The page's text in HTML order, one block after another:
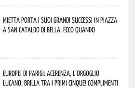
Mietta porta i suoi grandi successi in piazza
a San Cataldo di Bella. Ecco quando
Europei di Parigi: Acerenza, l’orgoglio
lucano, brilla tra i primi cinque! Complimenti